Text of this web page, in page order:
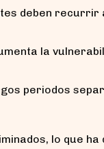
deben recurrir
la
periodos
lo que ha